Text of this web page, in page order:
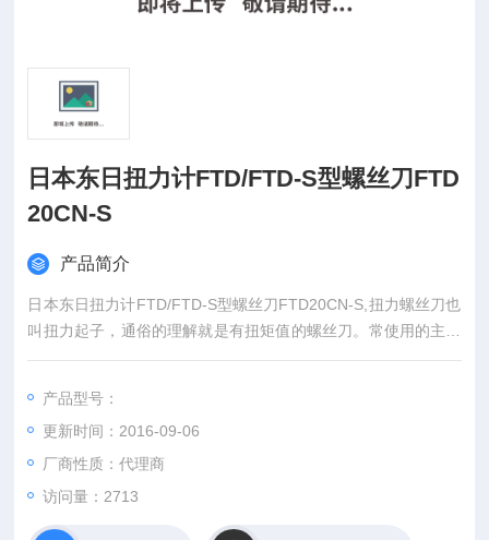
日本东日扭力计FTD/FTD-S型螺丝刀FTD
20CN-S
产品简介
日本东日扭力计FTD/FTD-S型螺丝刀FTD20CN-S,扭力螺丝刀也
叫扭力起子，通俗的理解就是有扭矩值的螺丝刀。常使用的主要
有两种，预置式扭力螺丝刀，指针式（表盘）扭力螺丝刀。
产品型号：
更新时间：2016-09-06
厂商性质：代理商
访问量：2713